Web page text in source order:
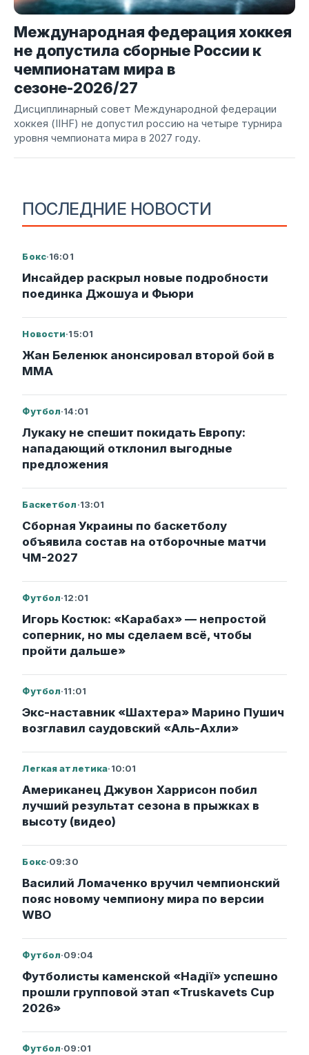
ПОСЛЕДНИЕ НОВОСТИ
Бокс·16:01
Инсайдер раскрыл новые подробности
поединка Джошуа и Фьюри
Новости·15:01
Жан Беленюк анонсировал второй бой в
ММА
Футбол·14:01
Лукаку не спешит покидать Европу:
нападающий отклонил выгодные
предложения
Баскетбол·13:01
Сборная Украины по баскетболу
объявила состав на отборочные матчи
ЧМ-2027
Футбол·12:01
Игорь Костюк: «Карабах» — непростой
соперник, но мы сделаем всё, чтобы
пройти дальше»
Футбол·11:01
Экс-наставник «Шахтера» Марино Пушич
возглавил саудовский «Аль-Ахли»
Легкая атлетика·10:01
Американец Джувон Харрисон побил
лучший результат сезона в прыжках в
высоту (видео)
Бокс·09:30
Василий Ломаченко вручил чемпионский
пояс новому чемпиону мира по версии
WBO
Футбол·09:04
Футболисты каменской «Надії» успешно
прошли групповой этап «Truskavets Cup
2026»
Футбол·09:01
Международная федерация хоккея
не допустила сборные России к
чемпионатам мира в
сезоне-2026/27
Дисциплинарный совет Международной федерации
хоккея (IIHF) не допустил россию на четыре турнира
уровня чемпионата мира в 2027 году.